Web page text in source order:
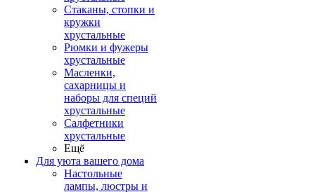
Стаканы, стопки и
кружки
хрустальные
Рюмки и фужеры
хрустальные
Масленки,
сахарницы и
наборы для специй
хрустальные
Салфетники
хрустальные
Ещё
Для уюта вашего дома
Настольные
лампы, люстры и